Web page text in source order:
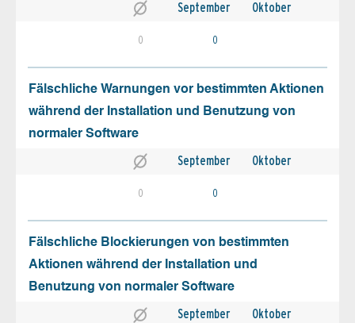
September Oktober
0 0
Fälschliche Warnungen vor bestimmten Aktionen
während der Installation und Benutzung von
normaler Software
September Oktober
0 0
Fälschliche Blockierungen von bestimmten
Aktionen während der Installation und
Benutzung von normaler Software
September Oktober